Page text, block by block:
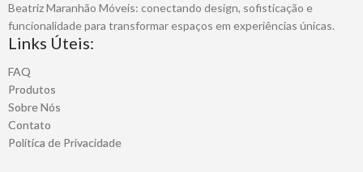
Beatriz Maranhão Móveis: conectando design, sofisticação e
funcionalidade para transformar espaços em experiências únicas.
Links Úteis:
FAQ
Produtos
Sobre Nós
Contato
Política de Privacidade